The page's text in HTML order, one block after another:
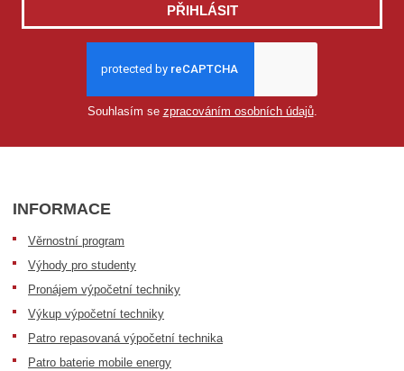
PŘIHLÁSIT
Souhlasím se zpracováním osobních údajů.
INFORMACE
Věrnostní program
Výhody pro studenty
Pronájem výpočetní techniky
Výkup výpočetní techniky
Patro repasovaná výpočetní technika
Patro baterie mobile energy